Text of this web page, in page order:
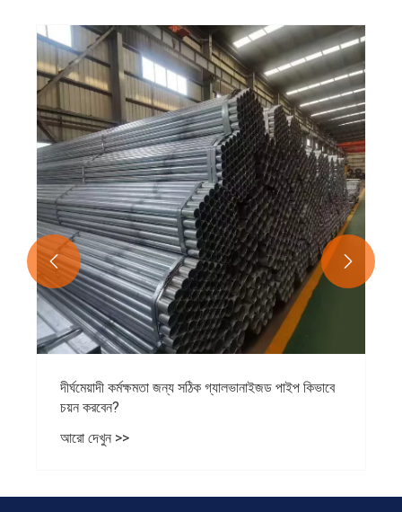
কিভাবে বিজোড় ইস্পাত পাইপ শিল্প অ্যাপ্লিকেশন উচ্চ
কর্মক্ষমতা নিশ্চিত করে
আরো দেখুন >>
 